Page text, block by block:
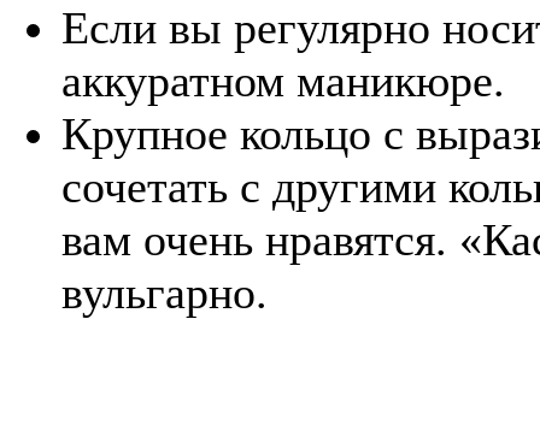
Если вы регулярно
аккуратном маникюре.
Крупное кольцо с
сочетать с другими
вам очень нравятся.
вульгарно.